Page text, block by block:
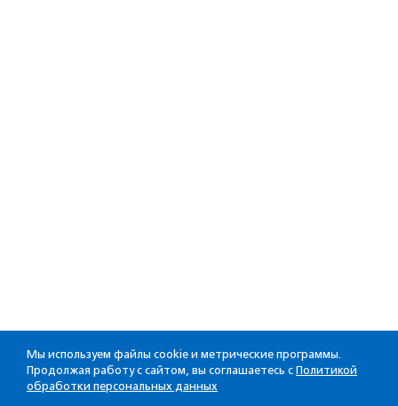
Мы используем файлы cookie и метрические программы.
Продолжая работу с сайтом, вы соглашаетесь с Политикой
обработки персональных данных